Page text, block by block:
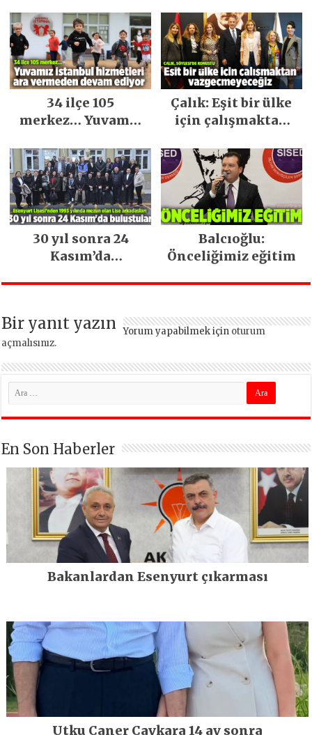
34 ilçe 105
merkez… Yuvamız
ara vermeden
devam ediyor
Çalık: Eşit bir ülke
için çalışmaktan
30 yıl sonra 24
Kasım’da
Balcıoğlu:
Önceliğimiz eğitim
Bir yanıt yazın Yorum yapabilmek için oturum
açmalısınız.
En Son Haberler
Bakanlardan Esenyurt çıkarması
Utku Caner Çaykara 14 ay sonra